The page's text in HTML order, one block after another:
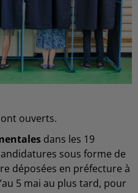
ouverts.
dans les 19
sous forme de
déposées en préfecture à
5 mai au plus tard, pour